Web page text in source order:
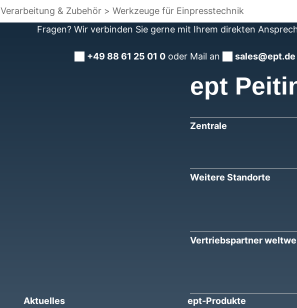
Verarbeitung & Zubehör
Werkzeuge für Einpresstechnik
Fragen? Wir verbinden Sie gerne mit Ihrem direkten
+49 88 61 25 01 0oder Mail an sales@ept.de
ept
Zentrale
Weitere Standorte
Vertriebspartner
Aktuelles ept-Produkte